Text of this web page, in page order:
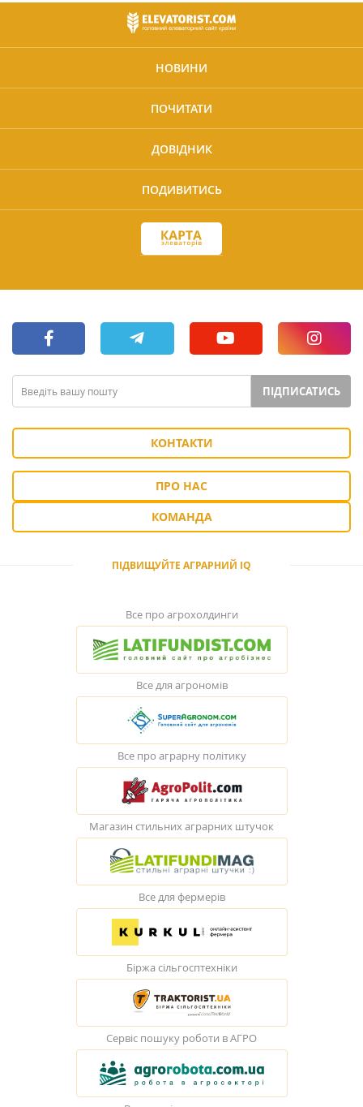
НОВИНИ
ПОЧИТАТИ
ДОВІДНИК
ПОДИВИТИСЬ
ПІДПИСАТИСЬ
КОНТАКТИ
ПРО НАС
КОМАНДА
ПІДВИЩУЙТЕ АГРАРНИЙ IQ
Все про агрохолдинги
Все для агрономів
Все про аграрну політику
Магазин стильних аграрних штучок
Все для фермерів
Біржа сільгосптехніки
Сервіс пошуку роботи в АГРО